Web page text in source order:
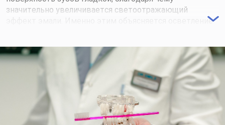
значительно увеличивается светоотражающий
эффект эмали. Именно этим объясняется осветление
Процедуру необходимо проводить не реже двух раз в
год, чтобы защитить зубы от налёта, зубного камня,
кариеса. Это превосходная и доступная профилактика
заболеваний полости рта!
Важно: возможность и целесообразность применения
тех или иных способов отбеливания зубов находится в